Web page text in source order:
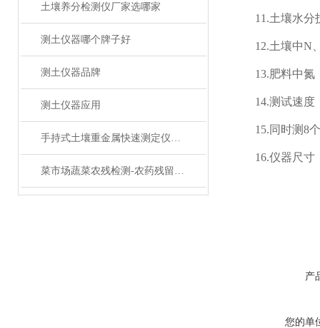
土壤养分检测仪厂家选哪家
测土仪器哪个牌子好
测土仪器品牌
测土仪器应用
手持式土壤重金属快速测定仪主要特征及优势
菜市场蔬菜农残检测-农药残留分析仪
11.土壤水分技
12.土壤中N、
13.肥料中氮（
14.测试速度：
15.同时测8个
16.仪器尺寸：
产
您的单